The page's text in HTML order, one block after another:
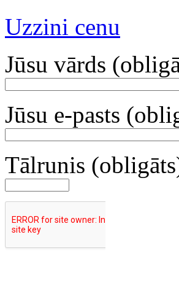
Uzzini cenu
Jūsu vārds
Jūsu e-pasts
Tālrunis